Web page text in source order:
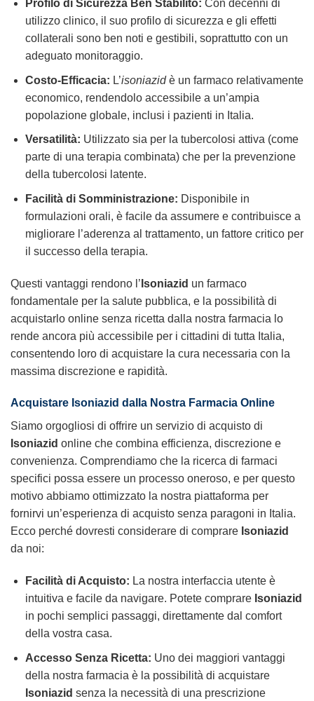
Profilo di Sicurezza Ben Stabilito: Con decenni di
utilizzo clinico, il suo profilo di sicurezza e gli effetti
collaterali sono ben noti e gestibili, soprattutto con un
adeguato monitoraggio.
Costo-Efficacia: L’isoniazidè un farmaco relativamente
economico, rendendolo accessibile a un’ampia
popolazione globale, inclusi i pazienti in Italia.
Versatilità: Utilizzato sia per la tubercolosi attiva (come
parte di una terapia combinata) che per la prevenzione
della tubercolosi latente.
Facilità di Somministrazione: Disponibile in
formulazioni orali, è facile da assumere e contribuisce a
migliorare l’aderenza al trattamento, un fattore critico per
il successo della terapia.
Questi vantaggi rendono l’ Isoniazid un farmaco
fondamentale per la salute pubblica, e la possibilità di
acquistarlo online senza ricetta dalla nostra farmacia lo
rende ancora più accessibile per i cittadini di tutta Italia,
consentendo loro di acquistare la cura necessaria con la
massima discrezione e rapidità.
Acquistare Isoniazid dalla Nostra Farmacia Online
Siamo orgogliosi di offrire un servizio di acquisto di
Isoniazid online che combina efficienza, discrezione e
convenienza. Comprendiamo che la ricerca di farmaci
specifici possa essere un processo oneroso, e per questo
motivo abbiamo ottimizzato la nostra piattaforma per
fornirvi un’esperienza di acquisto senza paragoni in Italia.
Ecco perché dovresti considerare di comprare Isoniazid
da noi:
Facilità di Acquisto: La nostra interfaccia utente è
intuitiva e facile da navigare. Potete comprare Isoniazid
in pochi semplici passaggi, direttamente dal comfort
della vostra casa.
Accesso Senza Ricetta: Uno dei maggiori vantaggi
della nostra farmacia è la possibilità di acquistare
Isoniazid senza la necessità di una prescrizione